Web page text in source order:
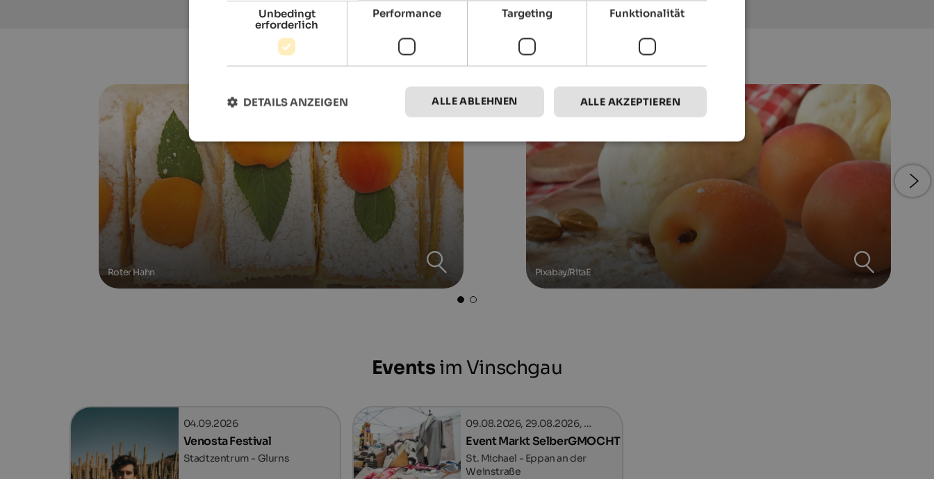
Roter Hahn Pixabay/RitaE
Events im Vinschgau
04.09.2026
Venosta Festival
Stadtzentrum - Glurns
09.08.2026, 29.08.2026, …
Event Markt SelberGMOCHT
St. Michael - Eppan an der
Weinstraße
Unbedingt
erforderlich
Performance Targeting Funktionalität
ALLE AKZEPTIEREN
ALLE ABLEHNEN
DETAILS ANZEIGEN